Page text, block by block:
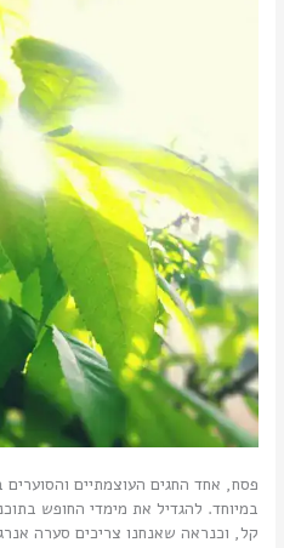
פסח, אחד החגים העוצמתיים
במיוחד. להגדיל את מימדי החופש
קל, וכנראה שאנחנו צריכים סערה